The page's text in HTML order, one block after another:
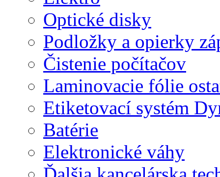
Optické disky
Podložky a opierky
Čistenie počítačov
Laminovacie fólie
Etiketovací systém
Batérie
Elektronické váhy